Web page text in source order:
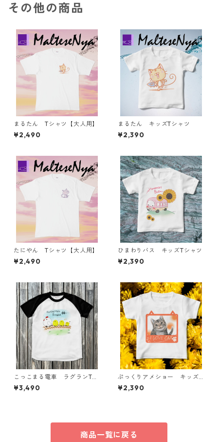
その他の商品
まるたん Tシャツ【大人用】
¥2,490
まるたん キッズTシャツ
¥2,390
たにやん Tシャツ【大人用】
¥2,490
ひまわりバス キッズTシャツ
¥2,390
こっこまる電車 ラグランTシ
ャツ【大人用】
¥3,490
ぷっくりアメショー キッズT
シャツ
¥2,390
商品一覧に戻る